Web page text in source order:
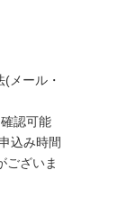
メール・
認可能
込み時間
ございま